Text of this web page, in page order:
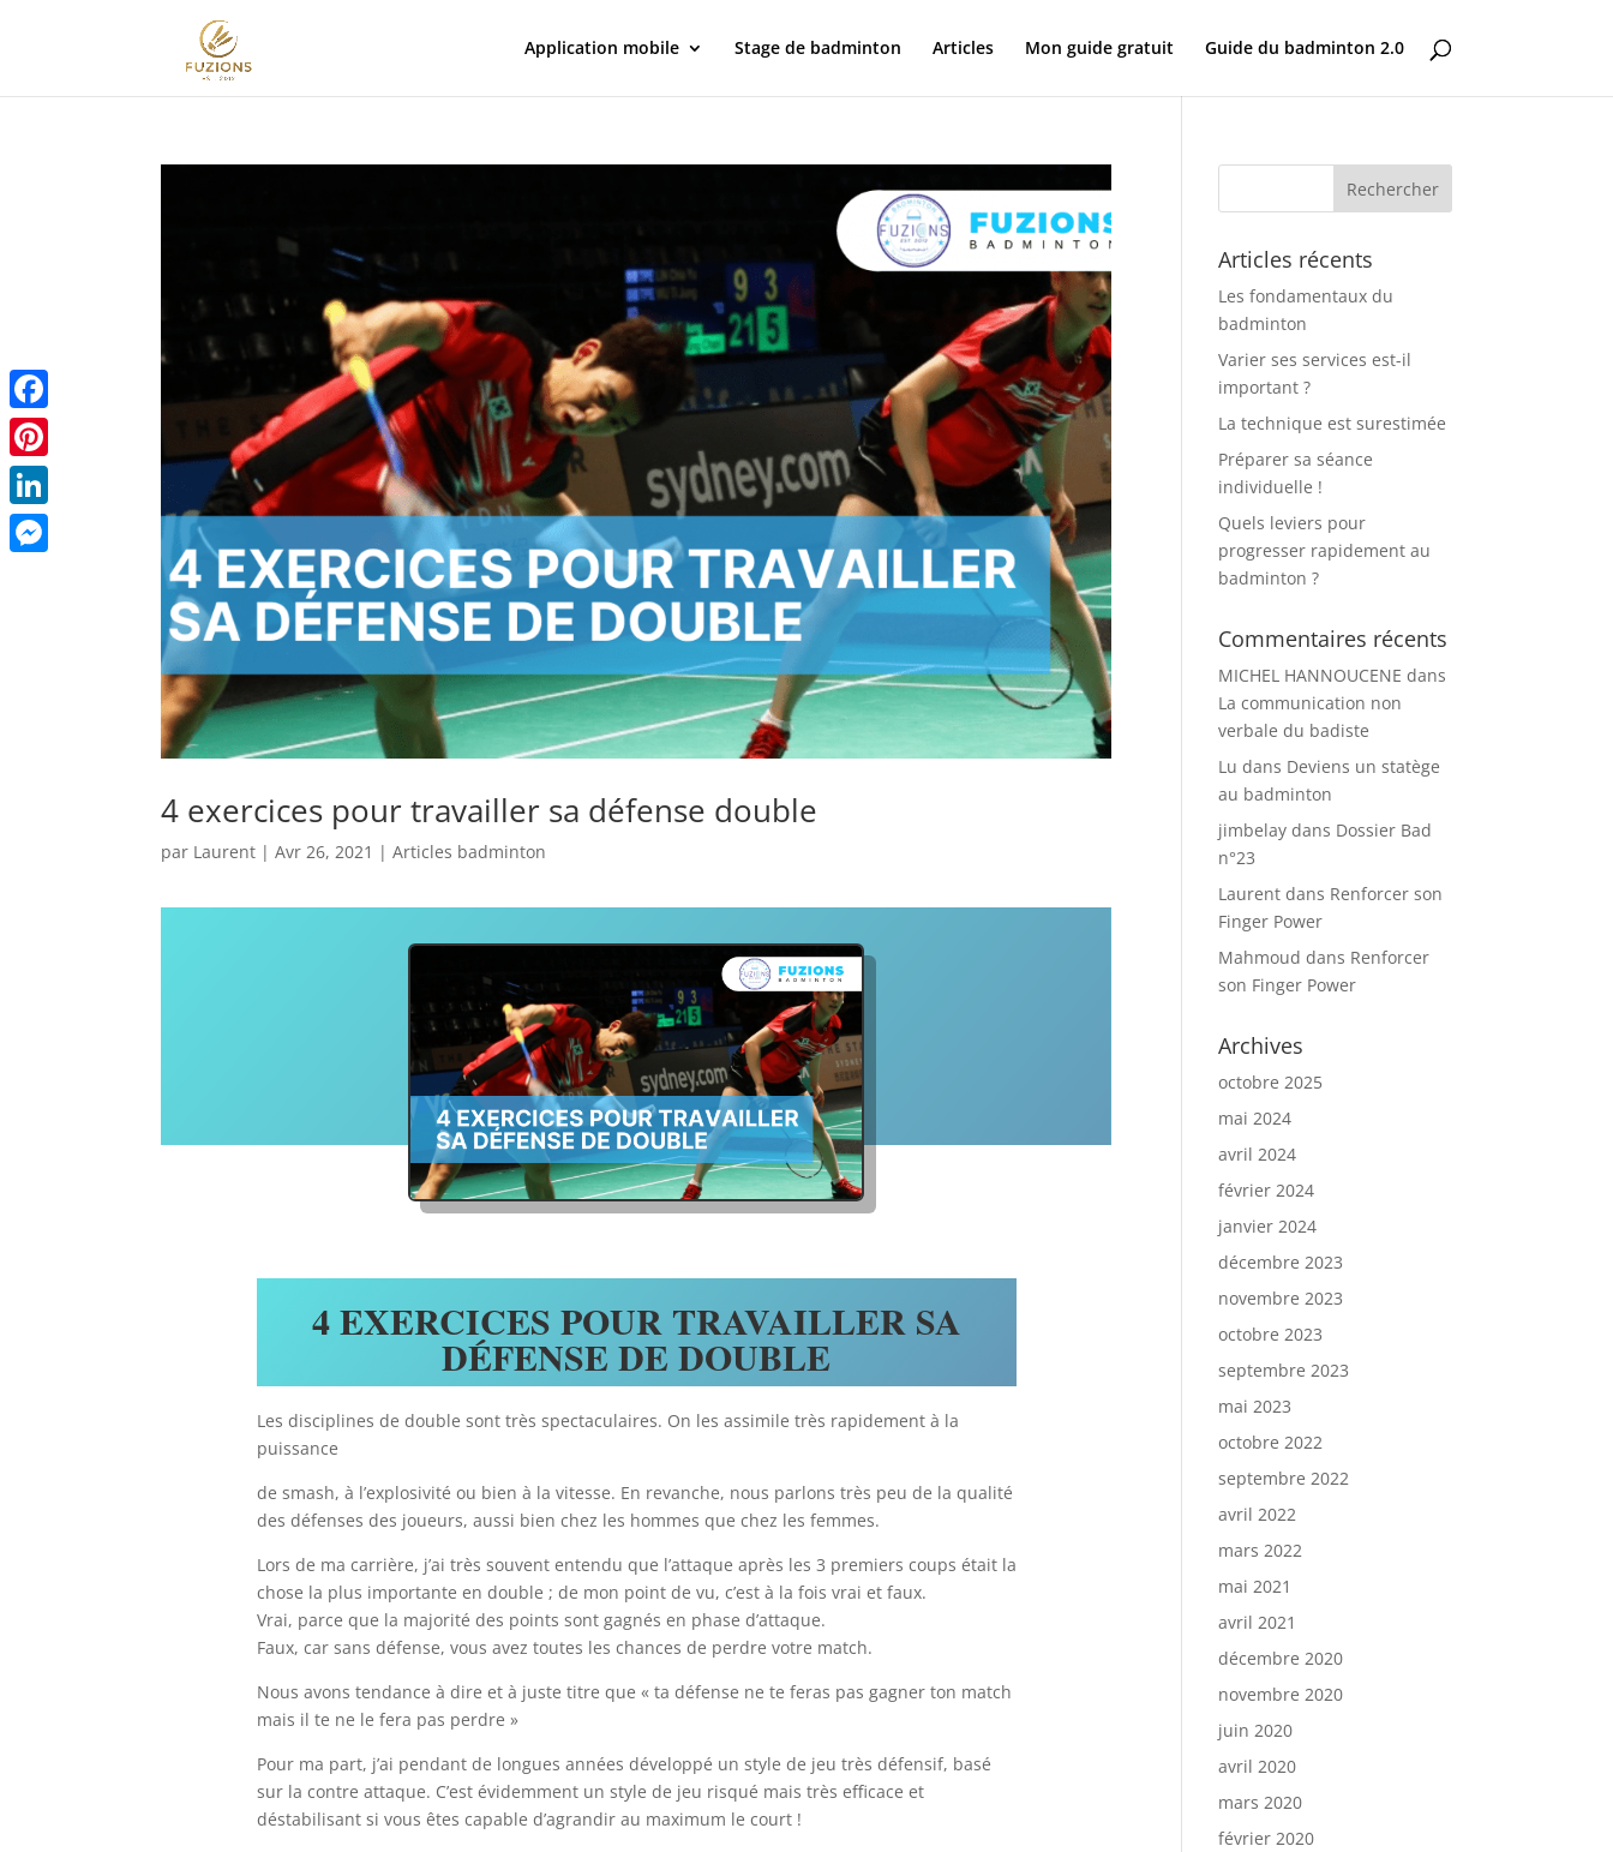
Application mobile Stage de badminton Articles Mon guide gratuit Guide du badminton 2.0
4 exercices pour travailler sa défense double
par Laurent |Avr 26, 2021 |Articles badminton
4 EXERCICES POUR TRAVAILLER SA
DÉFENSE DE DOUBLE
Les disciplines de double sont très spectaculaires. On les assimile très rapidement à la
puissance
de smash, à l’explosivité ou bien à la vitesse. En revanche, nous parlons très peu de la qualité
des défenses des joueurs, aussi bien chez les hommes que chez les femmes.
Lors de ma carrière, j’ai très souvent entendu que l’attaque après les 3 premiers coups était la
chose la plus importante en double ; de mon point de vu, c’est à la fois vrai et faux.
Vrai, parce que la majorité des points sont gagnés en phase d’attaque.
Faux, car sans défense, vous avez toutes les chances de perdre votre match.
Nous avons tendance à dire et à juste titre que « ta défense ne te feras pas gagner ton match
mais il te ne le fera pas perdre »
Pour ma part, j’ai pendant de longues années développé un style de jeu très défensif, basé
sur la contre attaque. C’est évidemment un style de jeu risqué mais très efficace et
déstabilisant si vous êtes capable d’agrandir au maximum le court !
Articles récents
Les fondamentaux du
badminton
Varier ses services est-il
important ?
La technique est surestimée
Préparer sa séance
individuelle !
Quels leviers pour
progresser rapidement au
badminton ?
Commentaires récents
MICHEL HANNOUCENE dans
La communication non
verbale du badiste
Lu dans Deviens un statège
au badminton
jimbelay dans Dossier Bad
n°23
Laurent dans Renforcer son
Finger Power
Mahmoud dans Renforcer
son Finger Power
Archives
octobre 2025
mai 2024
avril 2024
février 2024
janvier 2024
décembre 2023
novembre 2023
octobre 2023
septembre 2023
mai 2023
octobre 2022
septembre 2022
avril 2022
mars 2022
mai 2021
avril 2021
décembre 2020
novembre 2020
juin 2020
avril 2020
mars 2020
février 2020
Facebook
Pinterest
LinkedIn